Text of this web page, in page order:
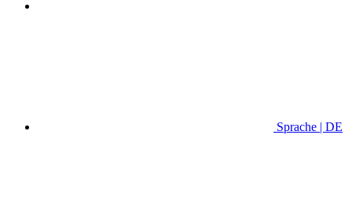
Sprache | DE